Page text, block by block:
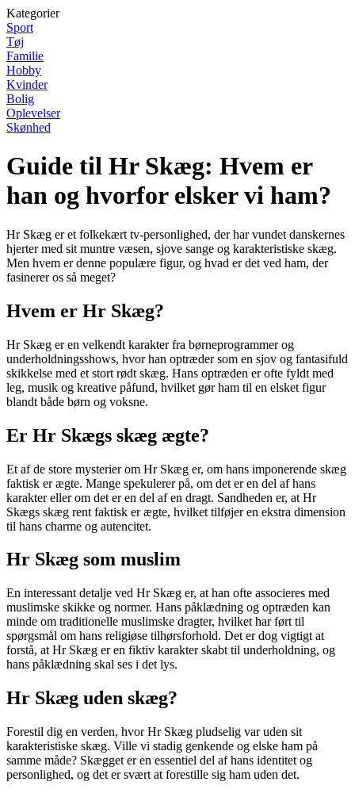
Kategorier
Sport
Tøj
Familie
Hobby
Kvinder
Bolig
Oplevelser
Skønhed
Guide til Hr Skæg: Hvem er
han og hvorfor elsker vi ham?
Hr Skæg er et folkekært tv-personlighed, der har vundet danskernes
hjerter med sit muntre væsen, sjove sange og karakteristiske skæg.
Men hvem er denne populære figur, og hvad er det ved ham, der
fasinerer os så meget?
Hvem er Hr Skæg?
Hr Skæg er en velkendt karakter fra børneprogrammer og
underholdningsshows, hvor han optræder som en sjov og fantasifuld
skikkelse med et stort rødt skæg. Hans optræden er ofte fyldt med
leg, musik og kreative påfund, hvilket gør ham til en elsket figur
blandt både børn og voksne.
Er Hr Skægs skæg ægte?
Et af de store mysterier om Hr Skæg er, om hans imponerende skæg
faktisk er ægte. Mange spekulerer på, om det er en del af hans
karakter eller om det er en del af en dragt. Sandheden er, at Hr
Skægs skæg rent faktisk er ægte, hvilket tilføjer en ekstra dimension
til hans charme og autencitet.
Hr Skæg som muslim
En interessant detalje ved Hr Skæg er, at han ofte associeres med
muslimske skikke og normer. Hans påklædning og optræden kan
minde om traditionelle muslimske dragter, hvilket har ført til
spørgsmål om hans religiøse tilhørsforhold. Det er dog vigtigt at
forstå, at Hr Skæg er en fiktiv karakter skabt til underholdning, og
hans påklædning skal ses i det lys.
Hr Skæg uden skæg?
Forestil dig en verden, hvor Hr Skæg pludselig var uden sit
karakteristiske skæg. Ville vi stadig genkende og elske ham på
samme måde? Skægget er en essentiel del af hans identitet og
personlighed, og det er svært at forestille sig ham uden det.